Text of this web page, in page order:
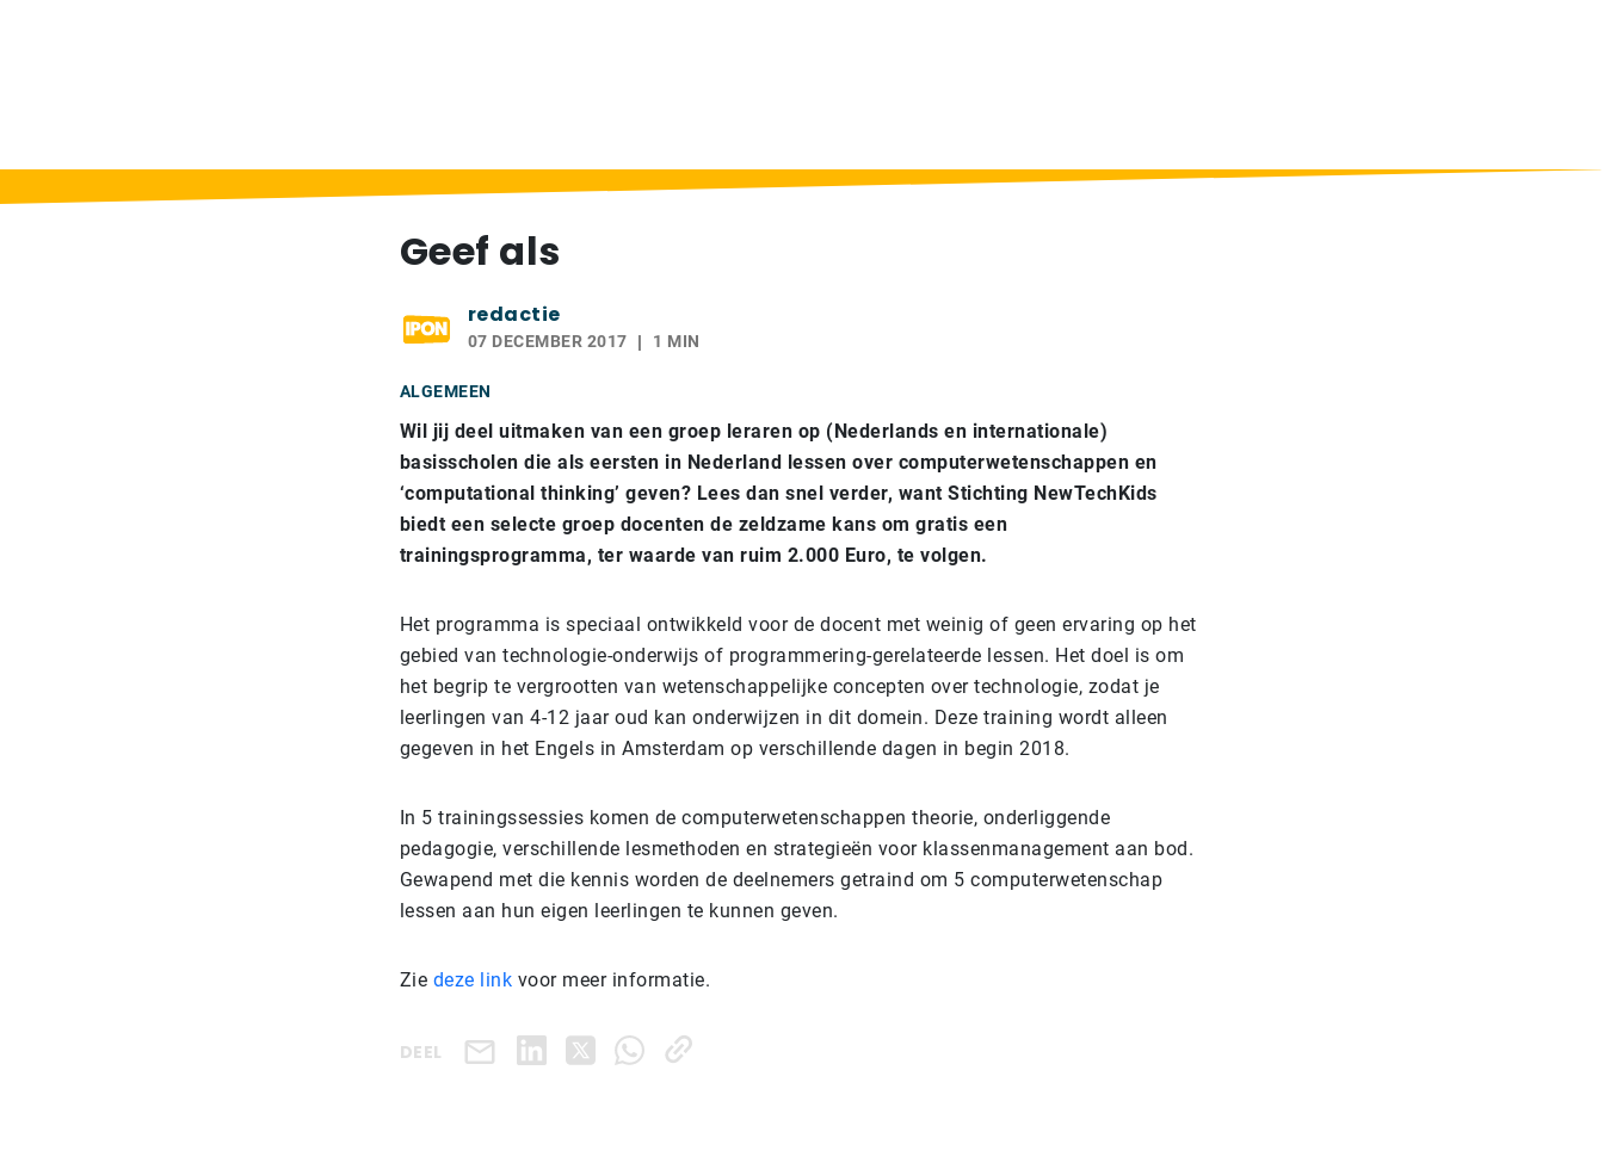
Geef als
redactie
07 DECEMBER 2017 1 MIN
ALGEMEEN
Wil jij deel uitmaken van een groep leraren op (Nederlands en internationale)
basisscholen die als eersten in Nederland lessen over computerwetenschappen en
‘computational thinking’ geven? Lees dan snel verder, want Stichting NewTechKids
biedt een selecte groep docenten de zeldzame kans om gratis een
trainingsprogramma, ter waarde van ruim 2.000 Euro, te volgen.
Het programma is speciaal ontwikkeld voor de docent met weinig of geen ervaring op het
gebied van technologie-onderwijs of programmering-gerelateerde lessen. Het doel is om
het begrip te vergrootten van wetenschappelijke concepten over technologie, zodat je
leerlingen van 4-12 jaar oud kan onderwijzen in dit domein. Deze training wordt alleen
gegeven in het Engels in Amsterdam op verschillende dagen in begin 2018.
In 5 trainingssessies komen de computerwetenschappen theorie, onderliggende
pedagogie, verschillende lesmethoden en strategieën voor klassenmanagement aan bod.
Gewapend met die kennis worden de deelnemers getraind om 5 computerwetenschap
lessen aan hun eigen leerlingen te kunnen geven.
Zie deze link voor meer informatie.
DEEL